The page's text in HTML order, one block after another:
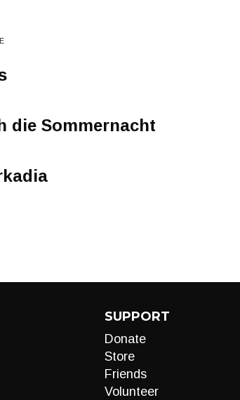
die Sommernacht
SUPPORT
Donate
Store
Friends
Volunteer